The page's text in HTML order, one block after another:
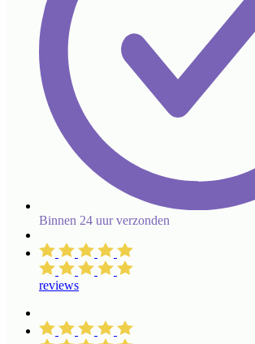
Binnen 24 uur verzonden
reviews